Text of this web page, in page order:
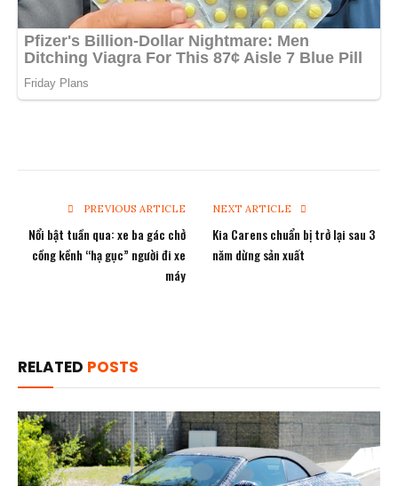
PREVIOUS ARTICLE
Nổi bật tuần qua: xe ba gác chở
cồng kềnh “hạ gục” người đi xe
máy
NEXT ARTICLE
Kia Carens chuẩn bị trở lại sau 3
năm dừng sản xuất
RELATED POSTS